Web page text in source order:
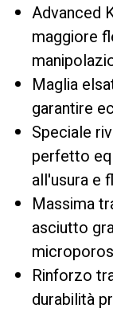
Advanced
maggiore
Maglia
garantire
Speciale
perfetto
all'usura e
Massima
asciutto
Rinforzo
durabilità